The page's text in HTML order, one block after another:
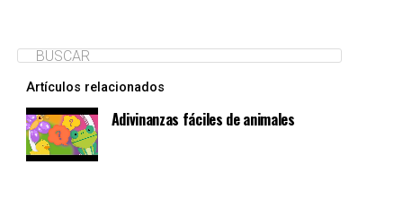
Artículos relacionados
Adivinanzas fáciles de animales